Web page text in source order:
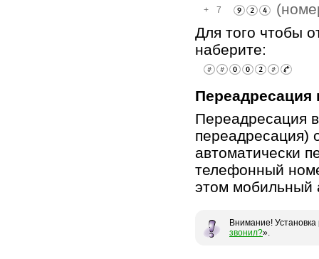
Для того чтобы
наберите:
Переадресация
Переадресация
переадресация)
автоматически
телефонный
этом мобильный
Внимание!
звонил?».